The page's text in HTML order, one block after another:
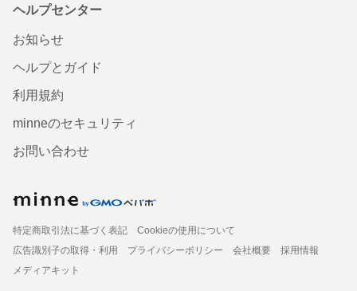
ヘルプセンター
お知らせ
ヘルプとガイド
利用規約
minneのセキュリティ
お問い合わせ
特定商取引法に基づく表記
Cookieの使用について
広告識別子の取得・利用
プライバシーポリシー 会社概要
採用情報
メディアキット